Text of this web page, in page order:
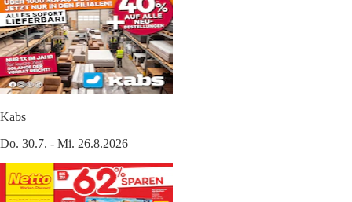
Kabs
Do. 30.7. - Mi. 26.8.2026